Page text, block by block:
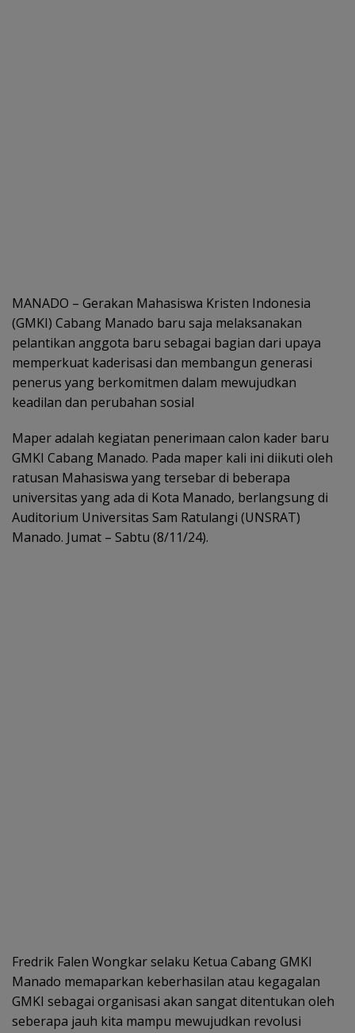
MANADO – Gerakan Mahasiswa Kristen Indonesia
(GMKI) Cabang Manado baru saja melaksanakan
pelantikan anggota baru sebagai bagian dari upaya
memperkuat kaderisasi dan membangun generasi
penerus yang berkomitmen dalam mewujudkan
keadilan dan perubahan sosial
Maper adalah kegiatan penerimaan calon kader baru
GMKI Cabang Manado. Pada maper kali ini diikuti oleh
ratusan Mahasiswa yang tersebar di beberapa
universitas yang ada di Kota Manado, berlangsung di
Auditorium Universitas Sam Ratulangi (UNSRAT)
Manado. Jumat – Sabtu (8/11/24).
Fredrik Falen Wongkar selaku Ketua Cabang GMKI
Manado memaparkan keberhasilan atau kegagalan
GMKI sebagai organisasi akan sangat ditentukan oleh
seberapa jauh kita mampu mewujudkan revolusi